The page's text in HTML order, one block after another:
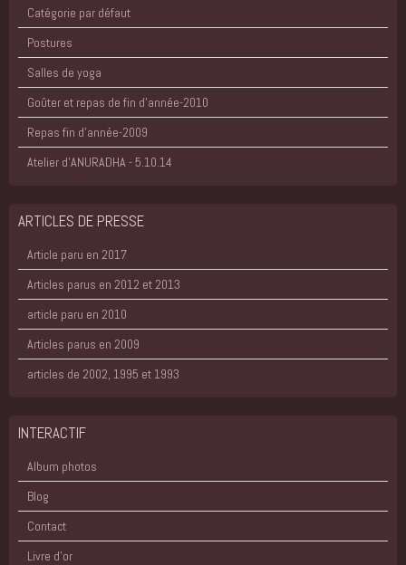
Catégorie par défaut
Postures
Salles de yoga
Goûter et repas de fin d'année-2010
Repas fin d'année-2009
Atelier d'ANURADHA - 5.10.14
ARTICLES DE PRESSE
Article paru en 2017
Articles parus en 2012 et 2013
article paru en 2010
Articles parus en 2009
articles de 2002, 1995 et 1993
INTERACTIF
Album photos
Blog
Contact
Livre d'or